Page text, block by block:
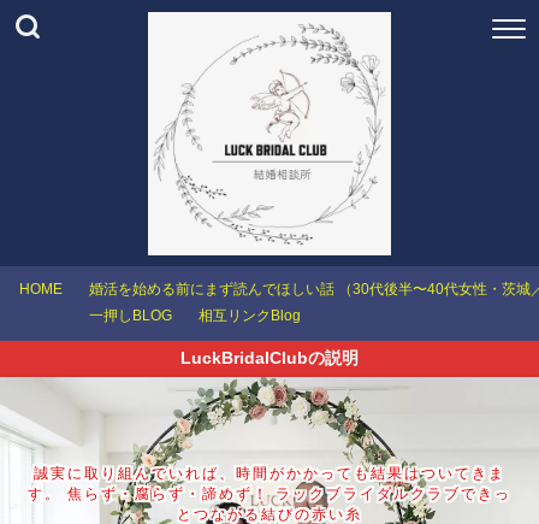
HOME
婚活を始める前にまず読んでほしい話 （30代後半〜40代女性・茨城
一押しBLOG
相互リンクBlog
LuckBridalClubの説明
誠実に取り組んでいれば、時間がかかっても結果はついてきま
す。 焦らず・腐らず・諦めず！ ラックブライダルクラブできっ
とつながる結びの赤い糸